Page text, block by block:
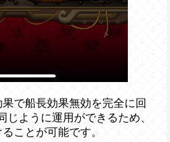
で船長効果無効を完全に回
ように運用ができるため、
ことが可能です。